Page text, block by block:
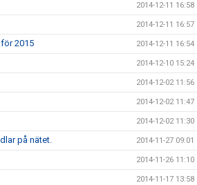
2014-12-11 16:58
2014-12-11 16:57
2015 2014-12-11 16:54
2014-12-10 15:24
2014-12-02 11:56
2014-12-02 11:47
2014-12-02 11:30
på nätet. 2014-11-27 09:01
2014-11-26 11:10
2014-11-17 13:58